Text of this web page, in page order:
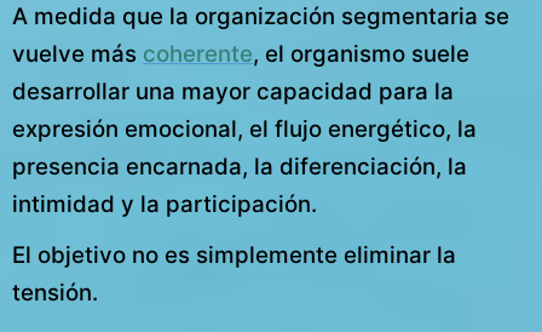
A medida que la organización segmentaria se
vuelve más coherente, el organismo suele
desarrollar una mayor capacidad para la
expresión emocional, el flujo energético, la
presencia encarnada, la diferenciación, la
intimidad y la participación.
El objetivo no es simplemente eliminar la
tensión.